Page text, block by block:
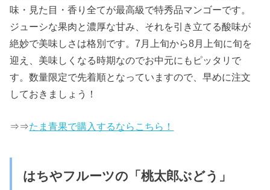
味・見た目・香り全てが最高級で特秀品マンゴーです。
ジューシな果肉と濃厚な甘み、それを引き立てる酸味が
絶妙で美味しさは格別です。7月上旬から8月上旬に旬を
迎え、美味しくなる時期なのでお中元にもピッタリで
す。数量限定で先着順となっていますので、早めに注文
しておきましょう！
⇒⇒たま青果で購入するならこちら！
はちやフルーツの「桃太郎ぶどう」